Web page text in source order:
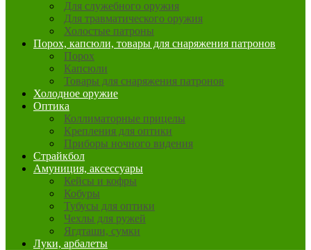
Для служебного оружия
Для травматического оружия
Холостые патроны
Порох, капсюли, товары для снаряжения патронов
Порох
Капсюли
Товары для снаряжения патронов
Холодное оружие
Оптика
Коллиматорные прицелы
Крепления для оптики
Приборы ночного видения
Страйкбол
Амуниция, аксессуары
Кейсы и кофры
Кобуры
Тубусы для оптики
Чехлы для ружей
Ягдташи, сумки
Луки, арбалеты